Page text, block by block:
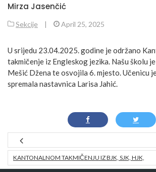
Mirza Jasenčić
Sekcije | April 25, 2025
U srijedu 23.04.2025. godine je održano
takmičenje iz Engleskog jezika. Našu školu
Mešić Džena te osvojila 6. mjesto. Učenicu
spremala nastavnica Larisa Jahić.
KANTONALNOM TAKMIČENJU IZ BJK, SJK, HJK,